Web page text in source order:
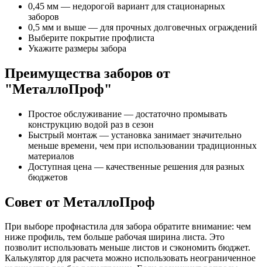
0,45 мм — недорогой вариант для стационарных
заборов
0,5 мм и выше — для прочных долговечных ограждений
Выберите покрытие профлиста
Укажите размеры забора
Преимущества заборов от
"МеталлоПроф"
Простое обслуживание — достаточно промывать
конструкцию водой раз в сезон
Быстрый монтаж — установка занимает значительно
меньше времени, чем при использовании традиционных
материалов
Доступная цена — качественные решения для разных
бюджетов
Совет от МеталлоПроф
При выборе профнастила для забора обратите внимание: чем
ниже профиль, тем больше рабочая ширина листа. Это
позволит использовать меньше листов и сэкономить бюджет.
Калькулятор для расчета можно использовать неограниченное